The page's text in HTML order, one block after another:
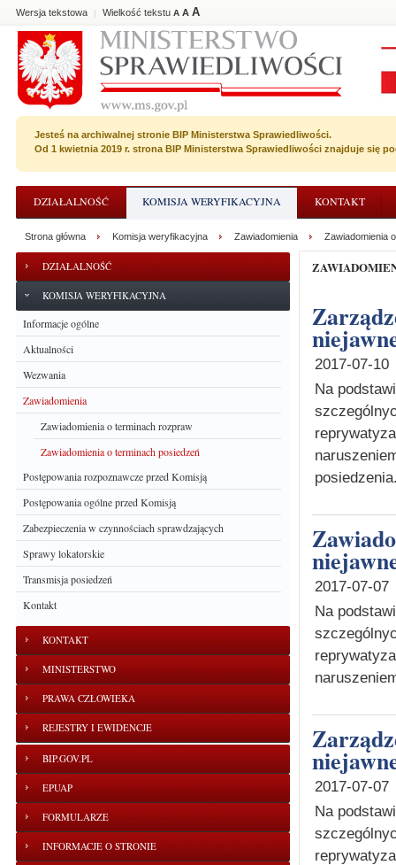
Wersja tekstowa | Wielkość tekstu A A A
Jesteś na archiwalnej stronie BIP Ministerstwa Sprawiedliwości.
Od 1 kwietnia 2019 r. strona BIP Ministerstwa Sprawiedliwości znajduje się
DZIAŁALNOŚĆ KOMISJA WERYFIKACYJNA KONTAKT
DZIAŁALNOŚĆ
KOMISJA WERYFIKACYJNA
Informacje ogólne
Aktualności
Wezwania
Zawiadomienia
Zawiadomienia o terminach rozpraw
Zawiadomienia o terminach posiedzeń
Postępowania rozpoznawcze przed Komisją
Postępowania ogólne przed Komisją
Zabezpieczenia w czynnościach sprawdzających
Sprawy lokatorskie
Transmisja posiedzeń
Kontakt
KONTAKT
MINISTERSTWO
PRAWA CZŁOWIEKA
REJESTRY I EWIDENCJE
BIP.GOV.PL
EPUAP
FORMULARZE
INFORMACJE O STRONIE
Strona główna Komisja weryfikacyjna Zawiadomienia Zawiadomienia
Zarządzenie o wyznaczeniu terminu posiedzenia
2017-07-10
Na
Zawiadomienie o zmianie godziny posiedzenia
2017-07-07
Na
Zarządzenie o wyznaczeniu terminu posiedzenia
2017-07-07
Na